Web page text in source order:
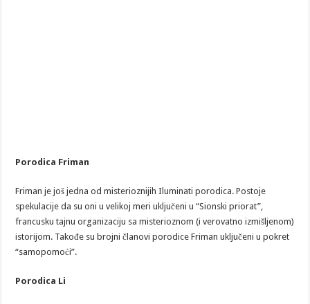
Porodica Friman
Friman je još jedna od misterioznijih Iluminati porodica. Postoje
spekulacije da su oni u velikoj meri uključeni u “Sionski priorat”,
francusku tajnu organizaciju sa misterioznom (i verovatno izmišljenom)
istorijom. Takođe su brojni članovi porodice Friman uključeni u pokret
“samopomoći”.
Porodica Li